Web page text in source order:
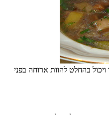
בהחלט להוות ארוחה בפני